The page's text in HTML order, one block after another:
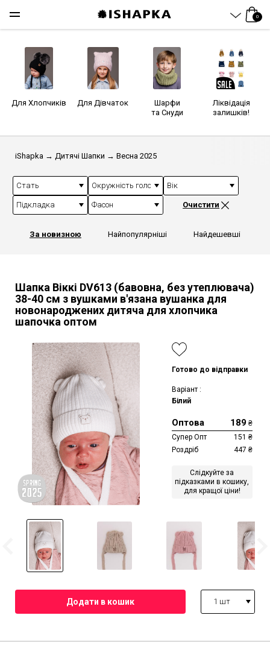
0
Для Хлопчиків Для Дівчаток
Шарфи
та Снуди
Ліквідація
залишків!
iShapka → Дитячі Шапки → Весна 2025
Стать Окружність голови (см)
Вік
Підкладка Фасон Очистити
За новизною Найпопулярніші Найдешевші
Шапка Віккі DV613 (бавовна, без утеплювача)
38-40 см з вушками в'язана вушанка для
новонароджених дитяча для хлопчика
шапочка оптом
Готово до відправки
Варіант :
Білий
Оптова 189 ₴
Супер Опт
151 ₴
Роздріб
447 ₴
Слідкуйте за
підказками в кошику,
для кращої ціни!
1 шт